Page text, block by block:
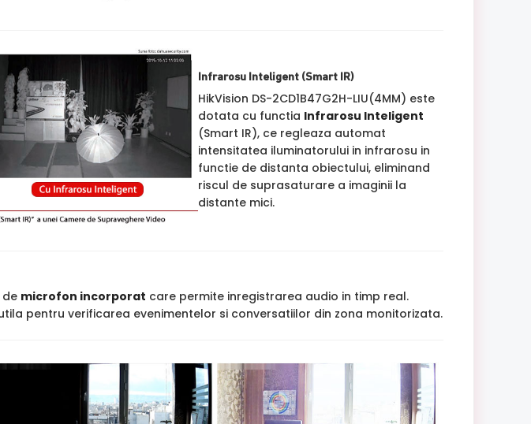
Infrarosu Inteligent (Smart IR)
HikVision DS-2CD1B47G2H-LIU(4MM) este
dotata cu functia Infrarosu Inteligent
(Smart IR), ce regleaza automat
intensitatea iluminatorului in infrarosu in
functie de distanta obiectului, eliminand
riscul de suprasaturare a imaginii la
distante mici.
de microfon incorporat care permite inregistrarea audio in timp real.
pentru verificarea evenimentelor si conversatiilor din zona monitorizata.